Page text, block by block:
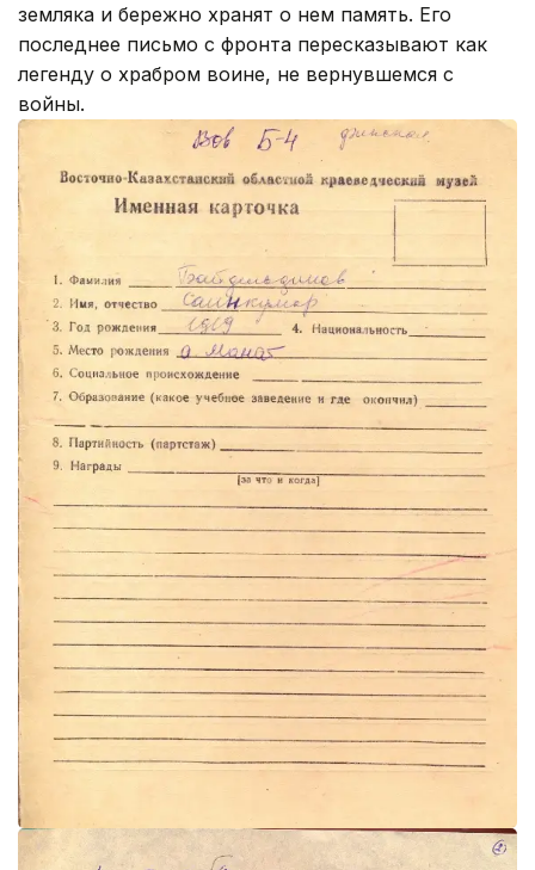
земляка и бережно хранят о нем память. Его
последнее письмо с фронта пересказывают как
легенду о храбром воине, не вернувшемся с
войны.